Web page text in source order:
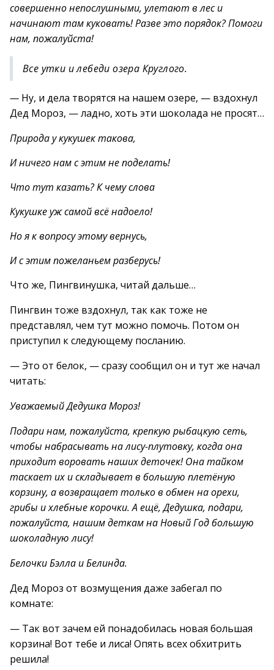
совершенно непослушными, улетают в лес и
начинают там куковать! Разве это порядок? Помоги
нам, пожалуйста!
Все утки и лебеди озера Круглого.
— Ну, и дела творятся на нашем озере, — вздохнул
Дед Мороз, — ладно, хоть эти шоколада не просят…
Природа у кукушек такова,
И ничего нам с этим не поделать!
Что тут казать? К чему слова
Кукушке уж самой всё надоело!
Но я к вопросу этому вернусь,
И с этим пожеланьем разберусь!
Что же, Пингвинушка, читай дальше…
Пингвин тоже вздохнул, так как тоже не
представлял, чем тут можно помочь. Потом он
приступил к следующему посланию.
— Это от белок, — сразу сообщил он и тут же начал
читать:
Уважаемый Дедушка Мороз!
Подари нам, пожалуйста, крепкую рыбацкую сеть,
чтобы набрасывать на лису-плутовку, когда она
приходит воровать наших деточек! Она тайком
таскает их и складывает в большую плетёную
корзину, а возвращает только в обмен на орехи,
грибы и хлебные корочки. А ещё, Дедушка, подари,
пожалуйста, нашим деткам на Новый Год большую
шоколадную лису!
Белочки Бэлла и Белинда.
Дед Мороз от возмущения даже забегал по
комнате:
— Так вот зачем ей понадобилась новая большая
корзина! Вот тебе и лиса! Опять всех обхитрить
решила!